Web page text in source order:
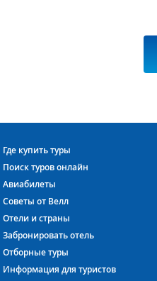
Где купить туры
Поиск туров онлайн
Авиабилеты
Советы от Велл
Отели и страны
Забронировать отель
Отборные туры
Информация для туристов